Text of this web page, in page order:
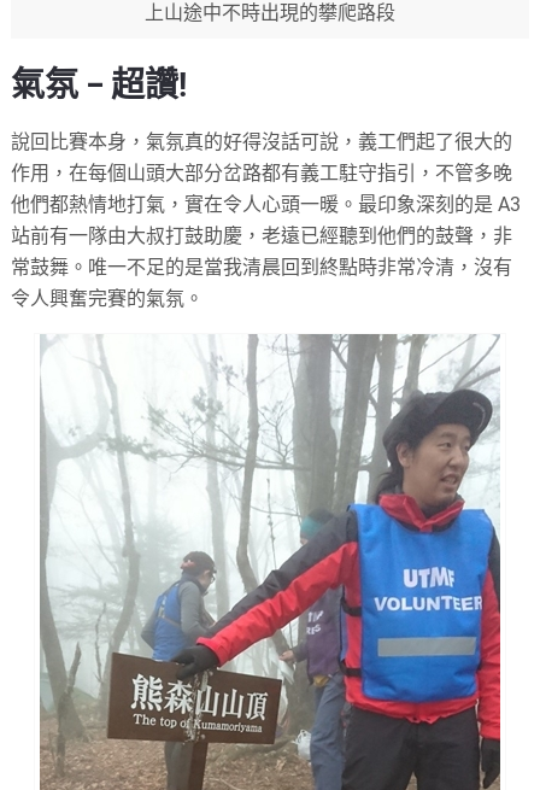
上山途中不時出現的攀爬路段
氣氛 – 超讚!
說回比賽本身，氣氛真的好得沒話可說，義工們起了很大的
作用，在每個山頭大部分岔路都有義工駐守指引，不管多晚
他們都熱情地打氣，實在令人心頭一暖。最印象深刻的是 A3
站前有一隊由大叔打鼓助慶，老遠已經聽到他們的鼓聲，非
常鼓舞。唯一不足的是當我清晨回到終點時非常冷清，沒有
令人興奮完賽的氣氛。